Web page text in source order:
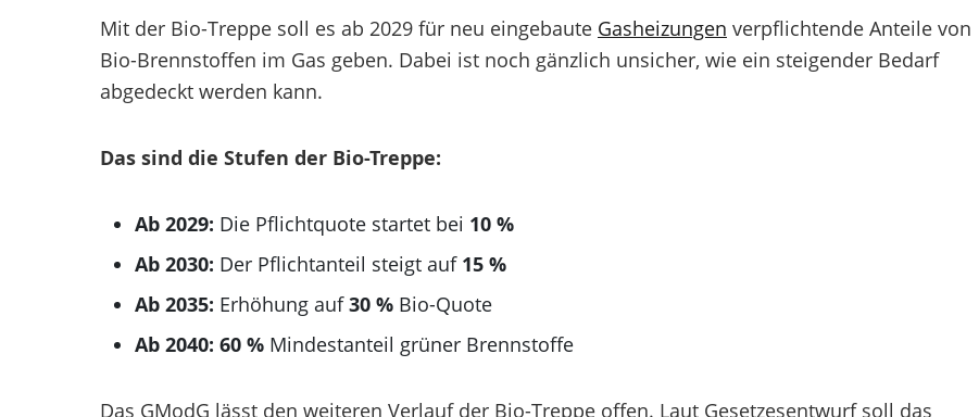
Mit der Bio-Treppe soll es ab 2029 für neu eingebaute Gasheizungen verpflichtende Anteile von
Bio-Brennstoffen im Gas geben. Dabei ist noch gänzlich unsicher, wie ein steigender Bedarf
abgedeckt werden kann.
Das sind die Stufen der Bio-Treppe:
Ab 2029: Die Pflichtquote startet bei 10 %
Ab 2030: Der Pflichtanteil steigt auf 15 %
Ab 2035: Erhöhung auf30 % Bio-Quote
Ab 2040: 60 % Mindestanteil grüner Brennstoffe
Das GModG lässt den weiteren Verlauf der Bio-Treppe offen. Laut Gesetzesentwurf soll das